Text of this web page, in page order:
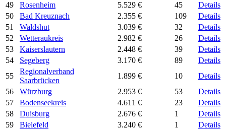
49
Rosenheim 5.529 € 45
Details
50
Bad Kreuznach 2.355 € 109
Details
51
Waldshut 3.039 € 32
Details
52
Wetteraukreis 2.982 € 26
Details
53
Kaiserslautern 2.448 € 39
Details
54
Segeberg 3.170 € 89
Details
55
Regionalverband
Saarbrücken
1.899 € 10
Details
56
Würzburg 2.953 € 53
Details
57
Bodenseekreis 4.611 € 23
Details
58
Duisburg 2.676 € 1
Details
59
Bielefeld 3.240 € 1
Details